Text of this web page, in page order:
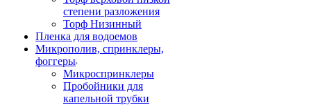
степени разложения
Торф Низинный
Пленка для водоемов
Микрополив, спринклеры,
фоггеры
Микроспринклеры
Пробойники для
капельной трубки